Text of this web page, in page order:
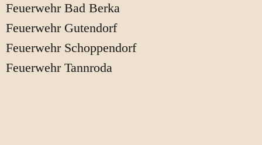
Feuerwehr Bad Berka
Feuerwehr Gutendorf
Feuerwehr Schoppendorf
Feuerwehr Tannroda